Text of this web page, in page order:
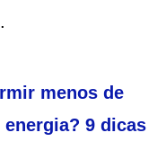
menos de
9 dicas